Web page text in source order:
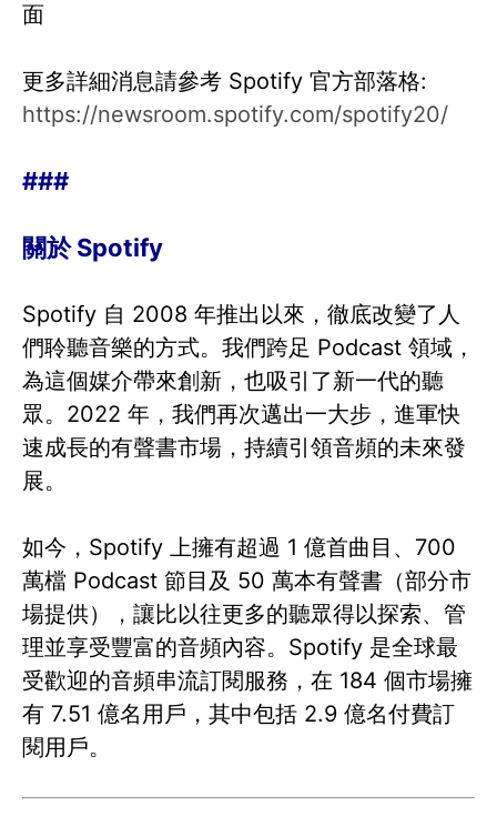
面
更多詳細消息請參考 Spotify 官方部落格:
https://newsroom.spotify.com/spotify20/
###
關於 Spotify
Spotify 自 2008 年推出以來，徹底改變了人
們聆聽音樂的方式。我們跨足 Podcast 領域，
為這個媒介帶來創新，也吸引了新一代的聽
眾。2022 年，我們再次邁出一大步，進軍快
速成長的有聲書市場，持續引領音頻的未來發
展。
如今，Spotify 上擁有超過 1 億首曲目、700
萬檔 Podcast 節目及 50 萬本有聲書（部分市
場提供），讓比以往更多的聽眾得以探索、管
理並享受豐富的音頻內容。Spotify 是全球最
受歡迎的音頻串流訂閱服務，在 184 個市場擁
有 7.51 億名用戶，其中包括 2.9 億名付費訂
閱用戶。